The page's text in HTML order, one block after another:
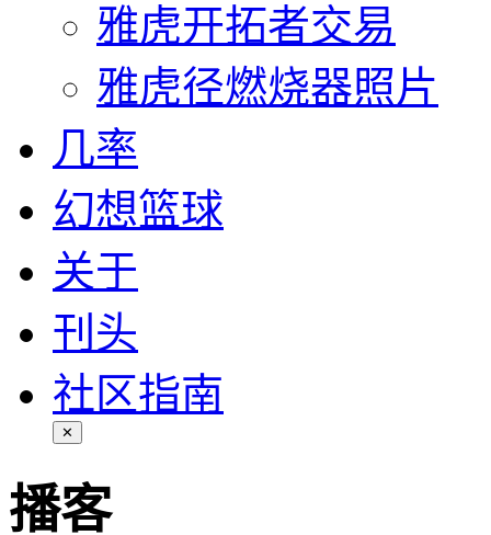
雅虎开拓者交易
雅虎径燃烧器照片
几率
幻想篮球
关于
刊头
社区指南
✕
播客